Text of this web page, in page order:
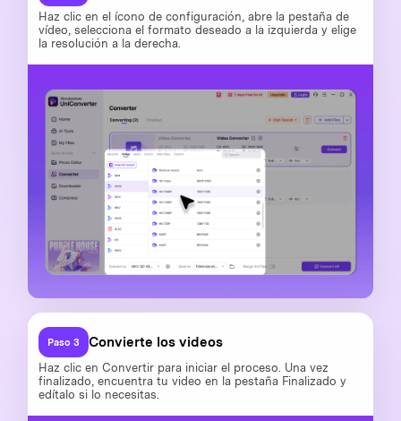
Haz clic en el ícono de configuración, abre la pestaña de
vídeo, selecciona el formato deseado a la izquierda y elige
la resolución a la derecha.
Paso 3 Convierte los videos
Haz clic en Convertir para iniciar el proceso. Una vez
finalizado, encuentra tu video en la pestaña Finalizado y
edítalo si lo necesitas.